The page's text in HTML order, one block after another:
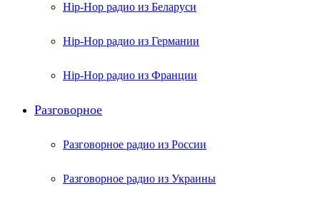
Hip-Hop радио из Беларуси
Hip-Hop радио из Германии
Hip-Hop радио из Франции
Разговорное
Разговорное радио из России
Разговорное радио из Украины